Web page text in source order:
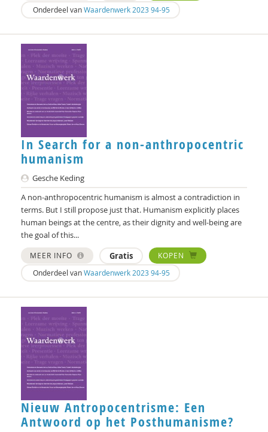
Fernando Suarez Muller
Caroline Suransky
Henk van den Belt
Ad van Dommelen
Klaas van Egmond
Harro van Lente
Egbert van Tellegen
Paul van Tongeren
Jacco van Uden
Frédéric Vandenberghe
Eric van der Vet
Karen Vintges
Ben Vollaard
Bram Vreeswijk
Op weg naar een nieuw humanistisch mens-
Emma Charlotte Weiher
Onderdeel vanWaardenwerk 2023 94-95
In Search for a non-anthropocentric
humanism
Gesche Keding
A non-anthropocentric humanism is almost a contradiction in
terms. But I still propose just that. Humanism explicitly places
human beings at the centre, as their dignity and well-being are
the goal of this...
MEER INFO Gratis
KOPEN
Onderdeel vanWaardenwerk 2023 94-95
Nieuw Antropocentrisme: Een
Antwoord op het Posthumanisme?